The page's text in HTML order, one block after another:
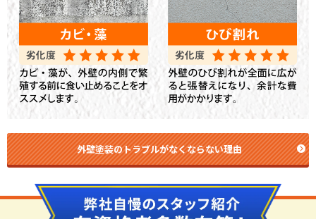
外壁塗装のトラブルがなくならない理由